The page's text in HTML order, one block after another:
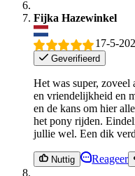
Fijka Hazewinkel
17-5-
Geverifieerd
Het was super,
en vriendelijkheid en
en de kans om hier
het pony rijden.
jullie wel. Een dik
Nuttig Reageer